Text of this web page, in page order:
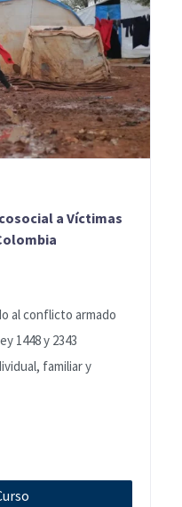
a Víctimas
al conflicto armado
1448 y 2343
familiar y